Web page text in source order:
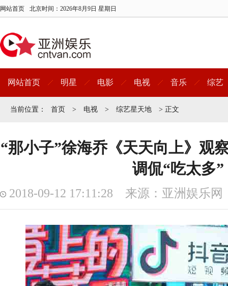
网站首页 北京时间： 2026年8月9日 星期日
网站首页 明星 电影 电视 音乐 综艺
当前位置： 首页 > 电视 > 综艺星天地 > 正文
“那小子”徐海乔《天天向上》观
调侃“吃太多”
2018-09-12 17:11:28 来源：亚洲娱乐网